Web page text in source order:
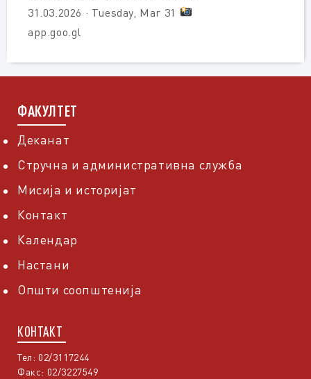
31.03.2026 · Tuesday, Mar 31
app.goo.gl
ФАКУЛТЕТ
Деканат
Стручна и административна служба
Мисија и историјат
Контакт
Календар
Настани
Општи соопштенија
КОНТАКТ
Тел: 02/3117244
Факс: 02/3227549